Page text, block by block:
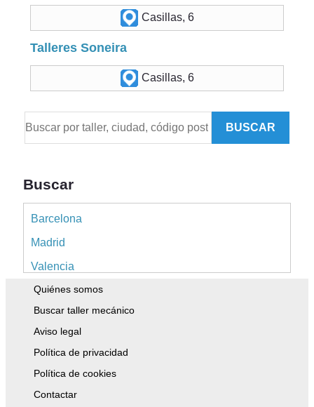
Casillas, 6
Talleres Soneira
Casillas, 6
BUSCAR
Buscar
Barcelona
Madrid
Valencia
Alicante
Sevilla
Málaga
Quiénes somos
Buscar taller mecánico
Aviso legal
Política de privacidad
Política de cookies
Contactar